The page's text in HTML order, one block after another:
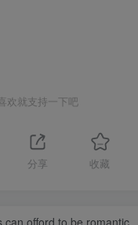
喜欢就支持一下吧
分享 收藏